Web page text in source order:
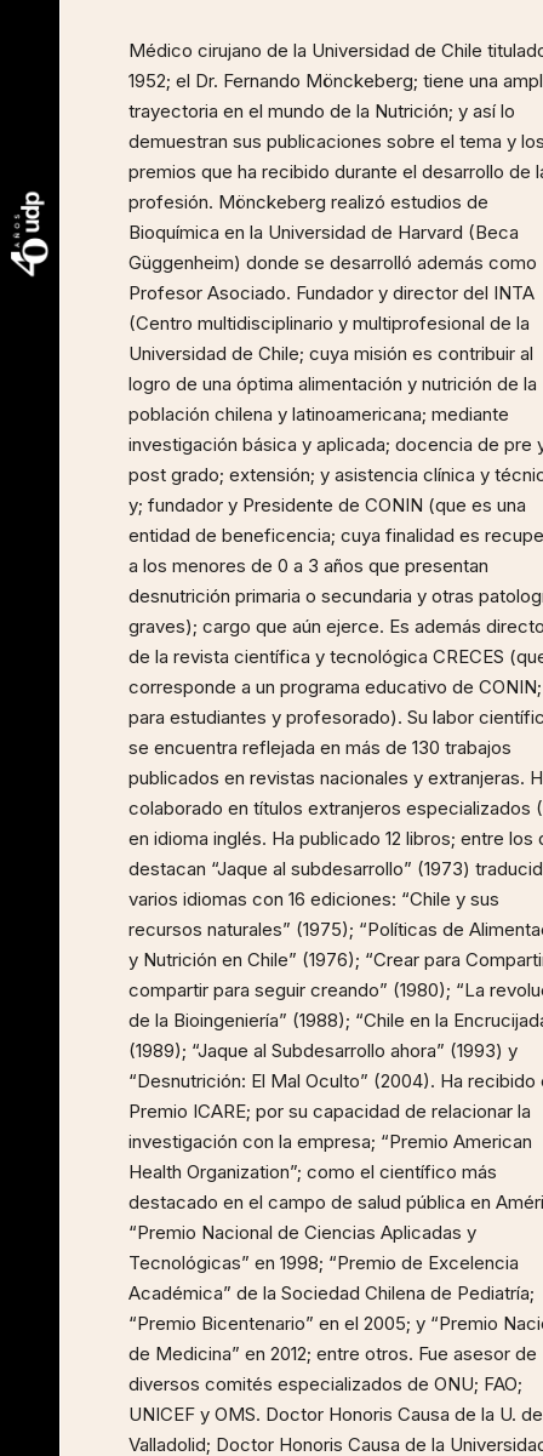
Médico cirujano de la Universidad de Chile
1952; el Dr. Fernando Mönckeberg; tiene una
trayectoria en el mundo de la Nutrición; y así lo
demuestran sus publicaciones sobre el tema y
premios que ha recibido durante el desarrollo de
profesión. Mönckeberg realizó estudios de
Bioquímica en la Universidad de Harvard (Beca
Güggenheim) donde se desarrolló además como
Profesor Asociado. Fundador y director del INTA
(Centro multidisciplinario y multiprofesional de la
Universidad de Chile; cuya misión es contribuir al
logro de una óptima alimentación y nutrición de la
población chilena y latinoamericana; mediante
investigación básica y aplicada; docencia de pre
post grado; extensión; y asistencia clínica y
y; fundador y Presidente de CONIN (que es una
entidad de beneficencia; cuya finalidad es
a los menores de 0 a 3 años que presentan
desnutrición primaria o secundaria y otras
graves); cargo que aún ejerce. Es además
de la revista científica y tecnológica CRECES
corresponde a un programa educativo de CONIN;
para estudiantes y profesorado). Su labor
se encuentra reflejada en más de 130 trabajos
publicados en revistas nacionales y extranjeras.
colaborado en títulos extranjeros especializados
en idioma inglés. Ha publicado 12 libros; entre los
destacan “Jaque al subdesarrollo” (1973)
varios idiomas con 16 ediciones: “Chile y sus
recursos naturales” (1975); “Políticas de
y Nutrición en Chile” (1976); “Crear para
compartir para seguir creando” (1980); “La
de la Bioingeniería” (1988); “Chile en la
(1989); “Jaque al Subdesarrollo ahora” (1993) y
“Desnutrición: El Mal Oculto” (2004). Ha recibido
Premio ICARE; por su capacidad de relacionar la
investigación con la empresa; “Premio American
Health Organization”; como el científico más
destacado en el campo de salud pública en
“Premio Nacional de Ciencias Aplicadas y
Tecnológicas” en 1998; “Premio de Excelencia
Académica” de la Sociedad Chilena de Pediatría;
“Premio Bicentenario” en el 2005; y “Premio
de Medicina” en 2012; entre otros. Fue asesor de
diversos comités especializados de ONU; FAO;
UNICEF y OMS. Doctor Honoris Causa de la U. de
Valladolid; Doctor Honoris Causa de la